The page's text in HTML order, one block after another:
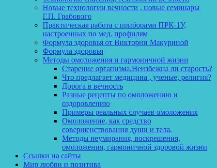
Новые технологии вечности , новые семинары
Г.П. Грабового
Практическая работа с приборами ПРК-1У,
настроенных по мед. профилям
Формула здоровья от Виктории Макуриной
Формула здоровья
Методы омоложения и гармоничной жизни
Старение организма.Неизбежна ли старость?
Что предлагает медицина , ученые, религия?
Дорога в вечность
Разные рецепты по омоложению и
оздоровлению
Примеры реальных случаев омоложения
Омоложение, как средство
совершенствования души и тела.
Методы неумирания, воскрешения,
омоложения, гармоничной здоровой жизни
Ссылки на сайты
Мир любви и позитива